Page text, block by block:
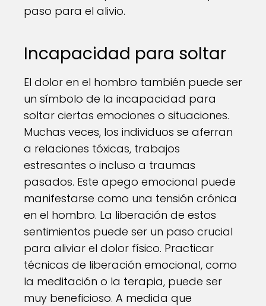
paso para el alivio.
Incapacidad para soltar
El dolor en el hombro también puede ser
un símbolo de la incapacidad para
soltar ciertas emociones o situaciones.
Muchas veces, los individuos se aferran
a relaciones tóxicas, trabajos
estresantes o incluso a traumas
pasados. Este apego emocional puede
manifestarse como una tensión crónica
en el hombro. La liberación de estos
sentimientos puede ser un paso crucial
para aliviar el dolor físico. Practicar
técnicas de liberación emocional, como
la meditación o la terapia, puede ser
muy beneficioso. A medida que